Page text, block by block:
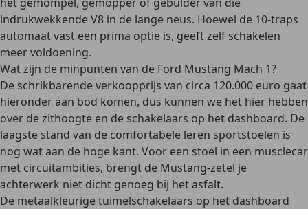
indrukwekkende V8 in de lange neus. Hoewel de 10-traps
automaat vast een prima optie is, geeft zelf schakelen
meer voldoening.
Wat zijn de minpunten van de Ford Mustang Mach 1?
De schrikbarende verkoopprijs van circa 120.000 euro gaat
hieronder aan bod komen, dus kunnen we het hier hebben
over de zithoogte en de schakelaars op het dashboard. De
laagste stand van de comfortabele leren sportstoelen is
nog wat aan de hoge kant. Voor een stoel in een musclecar
met circuitambities, brengt de Mustang-zetel je
achterwerk niet dicht genoeg bij het asfalt.
De metaalkleurige tuimelschakelaars op het dashboard